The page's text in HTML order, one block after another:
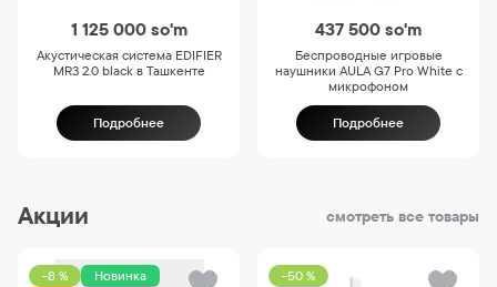
1 125 000 so'm
Акустическая система EDIFIER
MR3 2.0 black в Ташкенте
Подробнее
437 500so'm
Беспроводные игровые
наушники AULA G7 Pro White с
микрофоном
Подробнее
Акции смотреть все товары
-8 %
Новинка
-50 %